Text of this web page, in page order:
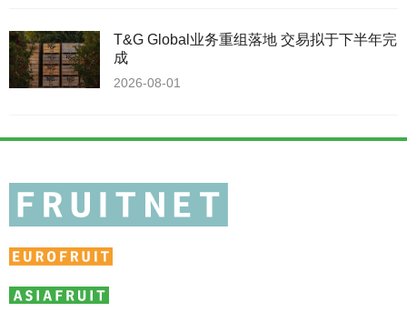
T&G Global业务重组落地 交易拟于下半年完
成
2026-08-01